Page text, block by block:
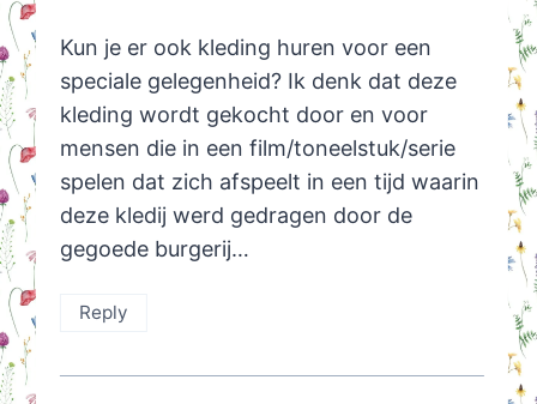
Kun je er ook kleding huren voor een
speciale gelegenheid? Ik denk dat deze
kleding wordt gekocht door en voor
mensen die in een film/toneelstuk/serie
spelen dat zich afspeelt in een tijd waarin
deze kledij werd gedragen door de
gegoede burgerij…
Reply